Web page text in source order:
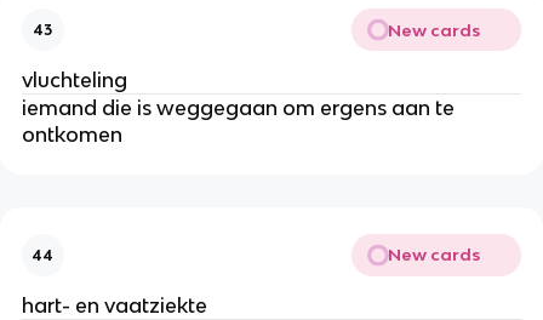
43 New cards
vluchteling
iemand die is weggegaan om ergens aan te
ontkomen
44 New cards
hart- en vaatziekte